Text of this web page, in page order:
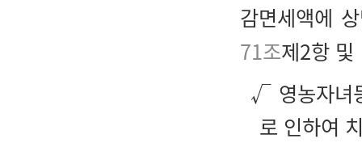
감면세액에
71조제2항 및
√ 영농자녀
로 인하여